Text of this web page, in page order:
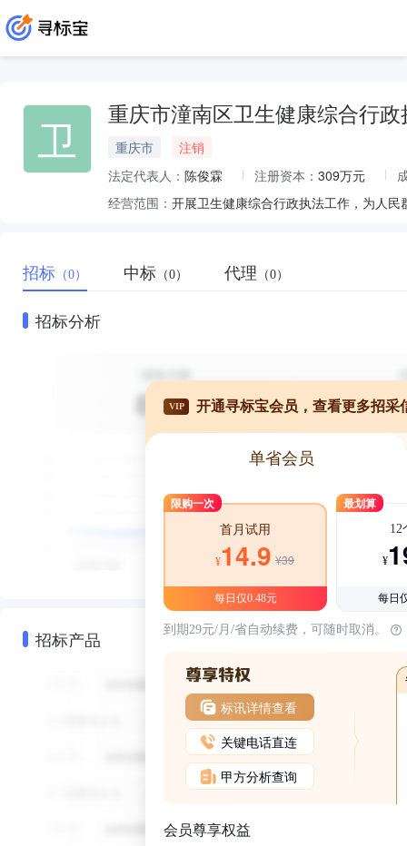
卫 重庆市潼南区卫生健康综合行政
重庆市
注销
法定代表人： 陈俊霖 注册资本： 309万元
经营范围：
招标 （0） 中标 （0） 代理 （0）
招标分析
招标产品
VIP 开通寻标宝会员，查看更多招采
单省会员
限购一次
首月试用
¥14.9 ¥39
每日仅0.48元
最划算
12
¥
每日
到期29元/月/省自动续费，可随时取消。
标讯详情查看
关键电话直连
甲方分析查询
会员尊享权益